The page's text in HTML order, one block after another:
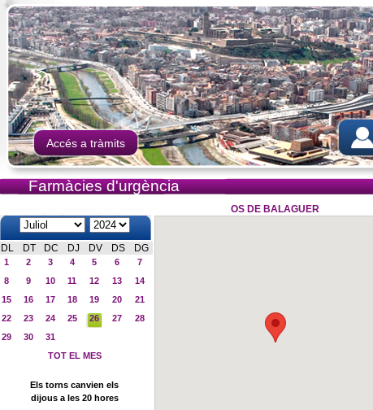
Accés a tràmits
Farmàcies d'urgència
DL DT DC DJ DV DS DG
1 2 3 4 5 6
7
8
9 10 11 12 13
14
15
16 17 18 19 20
21
22
23 24 25 26 27
28
29
30
31
TOT EL MES
Els torns canvien els
dijous a les 20 hores
OS DE BALAGUER